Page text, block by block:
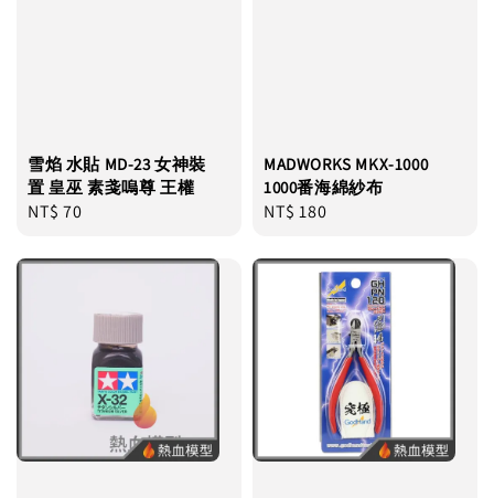
雪焰 水貼 MD-23 女神裝
置 皇巫 素戔嗚尊 王權
Regular
NT$ 70
MADWORKS MKX-1000
1000番海綿紗布
Regular
NT$ 180